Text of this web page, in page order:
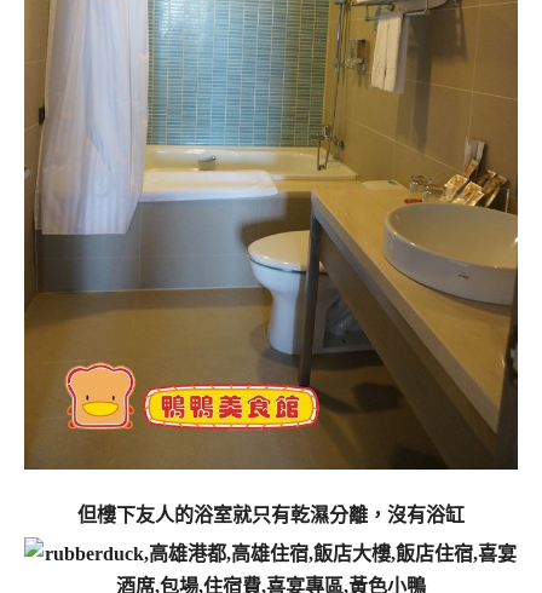
但樓下友人的浴室就只有乾濕分離，沒有浴缸